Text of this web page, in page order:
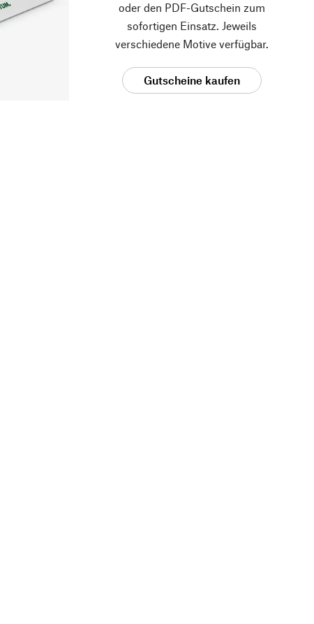
oder den PDF-Gutschein zum
sofortigen Einsatz. Jeweils
verschiedene Motive verfügbar.
Gutscheine kaufen